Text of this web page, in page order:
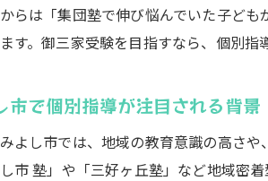
らは「集団塾で伸び悩んでいた子ど
す。御三家受験を目指すなら、個別指
市で個別指導が注目される背景
よし市では、地域の教育意識の高さ
し市 塾」や「三好ヶ丘塾」など地域密